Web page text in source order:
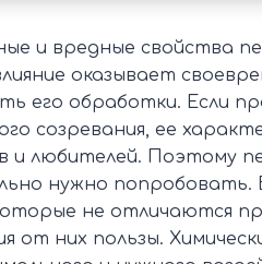
и вредные свойства
оказывает
его обработки. Если
созревания, ее
и любителей. Поэтому
нужно попробовать.
не отличаются
от них пользы.